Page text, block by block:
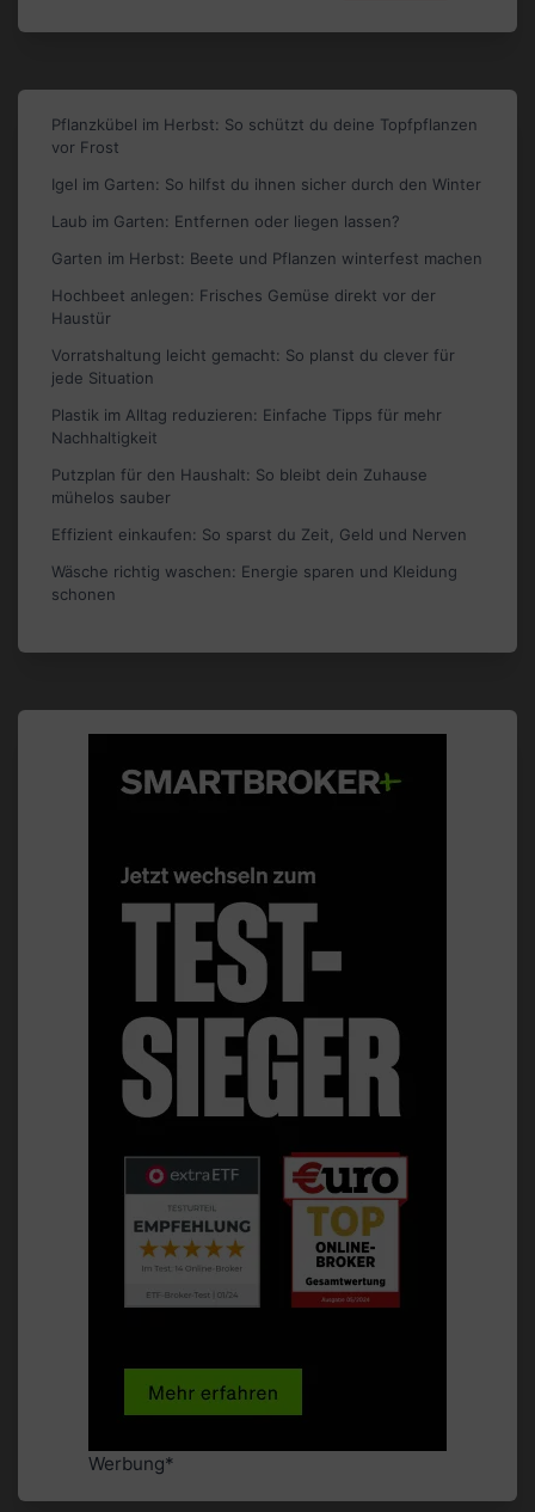
Pflanzkübel im Herbst: So schützt du deine Topfpflanzen
vor Frost
Igel im Garten: So hilfst du ihnen sicher durch den Winter
Laub im Garten: Entfernen oder liegen lassen?
Garten im Herbst: Beete und Pflanzen winterfest machen
Hochbeet anlegen: Frisches Gemüse direkt vor der
Haustür
Vorratshaltung leicht gemacht: So planst du clever für
jede Situation
Plastik im Alltag reduzieren: Einfache Tipps für mehr
Nachhaltigkeit
Putzplan für den Haushalt: So bleibt dein Zuhause
mühelos sauber
Effizient einkaufen: So sparst du Zeit, Geld und Nerven
Wäsche richtig waschen: Energie sparen und Kleidung
schonen
Werbung*